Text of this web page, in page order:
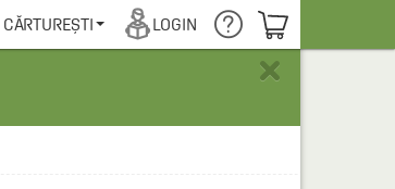
CĂRTUREȘTI LOGIN COȘUL TĂU
×